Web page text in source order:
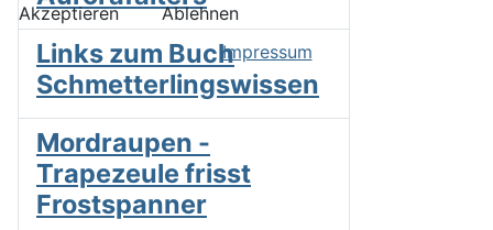
Links zum Buch
Schmetterlingswissen
Mordraupen -
Trapezeule frisst
Frostspanner
Akzeptieren
Ablehnen
Impressum